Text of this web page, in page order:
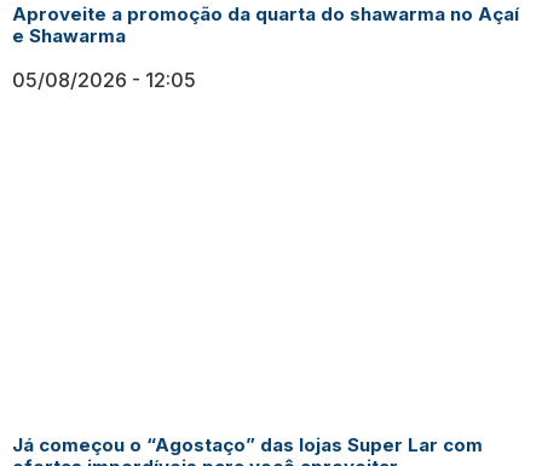
Aproveite a promoção da quarta do shawarma no Açaí
e Shawarma
05/08/2026 12:05
Já começou o “Agostaço” das lojas Super Lar com